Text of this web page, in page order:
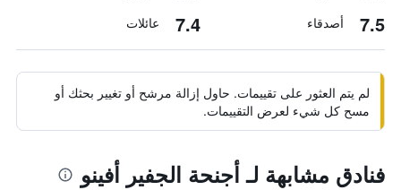
7.5 أصدقاء 7.4 عائلات
لم يتم العثور على تقييمات. حاول إزالة مرشح أو تغيير بحثك أو
مسح كل شيء لعرض التقييمات.
فنادق مشابهة لـ أجنحة الجفير أفينو